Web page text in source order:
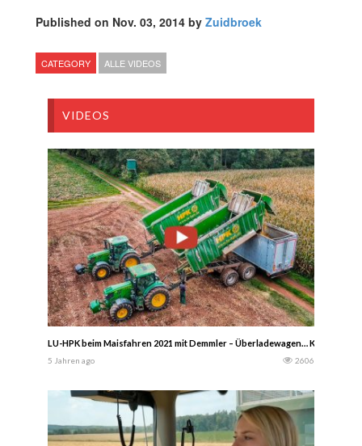
Published on Nov. 03, 2014 by Zuidbroek
CATEGORY ALLE VIDEOS
VIDEOS
LU-HPK beim Maisfahren 2021 mit Demmler – Überladewagen… Krone
5 Jahren ago 2606